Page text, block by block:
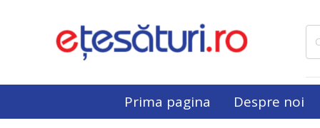
Prima pagina Despre noi